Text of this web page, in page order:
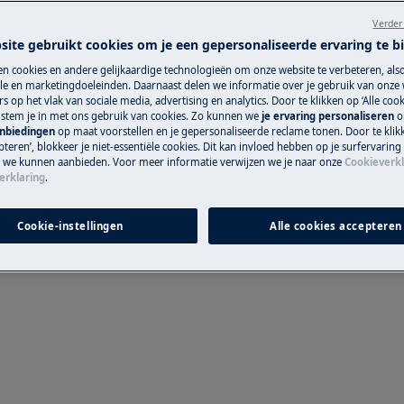
van uw product voordat
support/user-manuals/
stopcontact voordat u enige
Boek een
Maak een
gekwalificeerde
onze
gebruikt cookies om je een gepersonaliseerde ervaring te
cookies en andere gelijkaardige technologieën om onze website te verbeteren,
en marketingdoeleinden. Daarnaast delen we informatie over je gebruik van onze
op het vlak van sociale media, advertising en analytics. Door te klikken op ‘Alle
stem je in met ons gebruik van cookies. Zo kunnen we je ervaring personaliseren
op maat voorstellen en je gepersonaliseerde reclame tonen. Door te
blokkeer je niet-essentiële cookies. Dit kan invloed hebben op je
kunnen aanbieden. Voor meer informatie verwijzen we je naar onze
.
Cookie-instellingen Alle cookies accepteren